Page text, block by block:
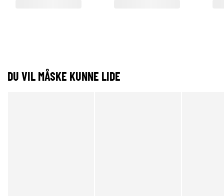
DU VIL MÅSKE KUNNE LIDE